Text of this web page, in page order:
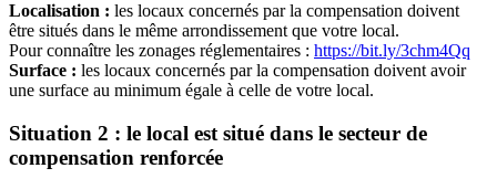
Localisation : les locaux concernés par la compensation doivent
être situés dans le même arrondissement que votre local.
Pour connaître les zonages réglementaires : https://bit.ly/3chm4Qq
Surface : les locaux concernés par la compensation doivent avoir
une surface au minimum égale à celle de votre local.
Situation 2 : le local est situé dans le secteur de
compensation renforcée